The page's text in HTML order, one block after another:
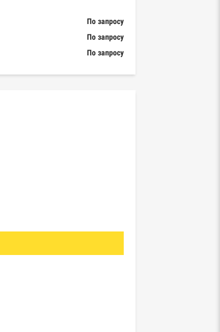
По запросу
По запросу
По запросу